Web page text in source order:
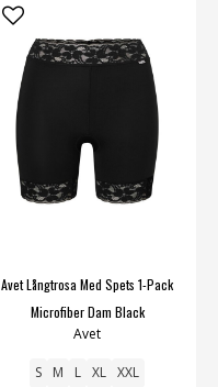
Avet Långtrosa Med Spets 1-Pack
Microfiber Dam Black
Avet
S M L XL XXL